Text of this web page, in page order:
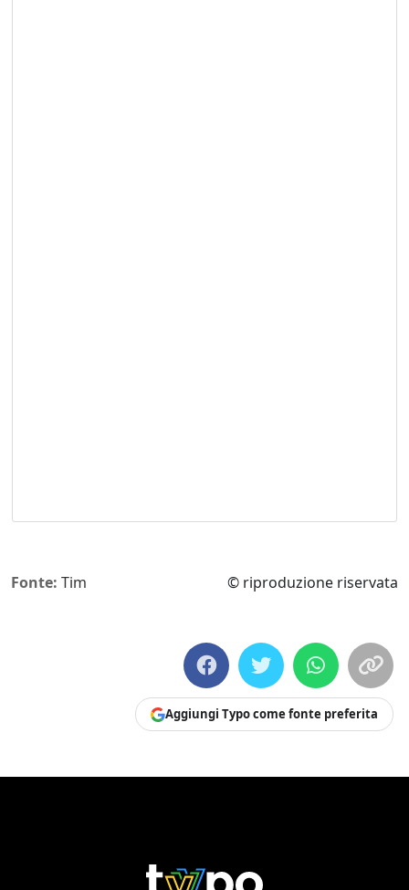
Fonte: Tim © riproduzione riservata
Aggiungi Typo come fonte preferita